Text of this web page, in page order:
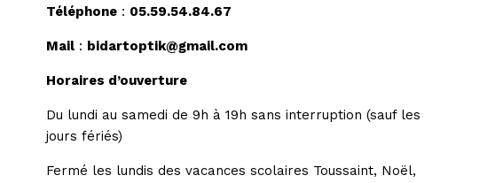
Téléphone : 05.59.54.84.67
Mail : bidartoptik@gmail.com
Horaires d’ouverture
Du lundi au samedi de 9h à 19h sans interruption (sauf les
jours fériés)
Fermé les lundis des vacances scolaires Toussaint, Noël,